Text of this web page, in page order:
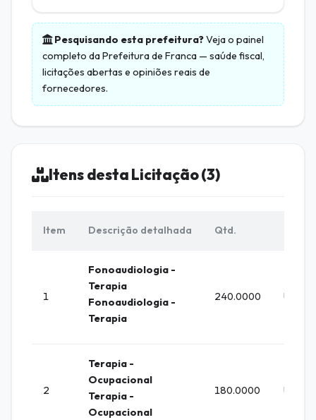
Pesquisando esta prefeitura?Veja o painel
completo daPrefeitura de Franca — saúde fiscal,
licitações abertas e opiniões reais de
fornecedores.
Itens desta Licitação (3)
Item Descrição detalhada Qtd.
1
Fonoaudiologia -
Terapia
Fonoaudiologia -
Terapia
240.0000
2
Terapia -
Ocupacional
Terapia -
Ocupacional
180.0000